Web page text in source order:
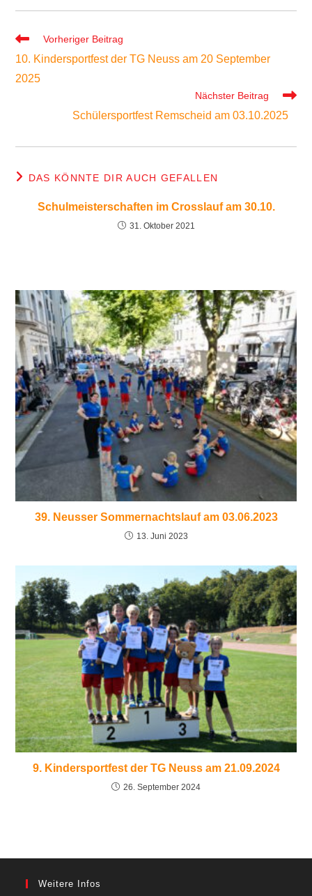
Weitere
ansehen
Vorheriger Beitrag
10. Kindersportfest der TG Neuss am 20 September
2025
Nächster Beitrag
Schülersportfest Remscheid am 03.10.2025
DAS KÖNNTE DIR AUCH GEFALLEN
Schulmeisterschaften im Crosslauf am 30.10.
31. Oktober 2021
39. Neusser Sommernachtslauf am 03.06.2023
13. Juni 2023
9. Kindersportfest der TG Neuss am 21.09.2024
26. September 2024
Weitere Infos